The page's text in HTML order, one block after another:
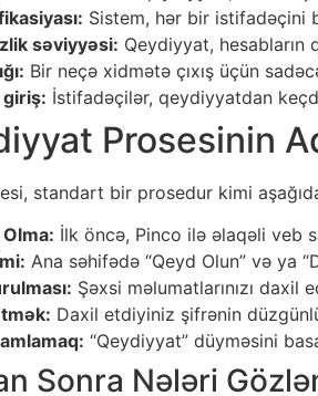
Sistem, hər bir istifadəçini
səviyyəsi: Qeydiyyat, hesabların
Bir neçə xidmətə çıxış üçün
giriş: İstifadəçilər, qeydiyyatdan
Prosesinin
standart bir prosedur kimi
İlk öncə, Pinco ilə əlaqəli veb
Ana səhifədə “Qeyd Olun” və ya
Şəxsi məlumatlarınızı daxil
Daxil etdiyiniz şifrənin
“Qeydiyyat” düyməsini
Sonra Nələri